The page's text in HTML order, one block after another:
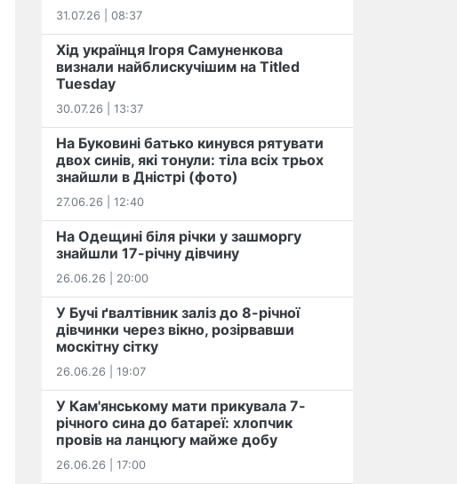
31.07.26 | 08:37
Хід українця Ігоря Самуненкова
визнали найблискучішим на Titled
Tuesday
30.07.26 | 13:37
На Буковині батько кинувся рятувати
двох синів, які тонули: тіла всіх трьох
знайшли в Дністрі (фото)
27.06.26 | 12:40
На Одещині біля річки у зашморгу
знайшли 17-річну дівчину
26.06.26 | 20:00
У Бучі ґвалтівник заліз до 8-річної
дівчинки через вікно, розірвавши
москітну сітку
26.06.26 | 19:07
У Кам'янському мати прикувала 7-
річного сина до батареї: хлопчик
провів на ланцюгу майже добу
26.06.26 | 17:00